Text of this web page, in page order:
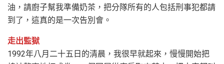
油，請廚子幫我準備奶茶，把分隊所有的人包括刑事犯都請
到了，這真的是一次告別會。
走出監獄
1992年八月二十五日的清晨，我很早就起來，慢慢開始把